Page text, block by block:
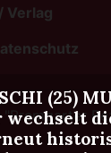
(25)
wechselt
Verlag
"Bremgarter